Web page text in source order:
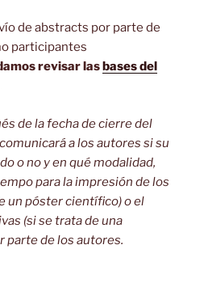
de abstracts por parte de
participantes
revisar lasbases del
de la fecha de cierre del
a los autores si su
o no y en qué modalidad,
para la impresión de los
un póster científico) o el
(si se trata de una
parte de los autores.